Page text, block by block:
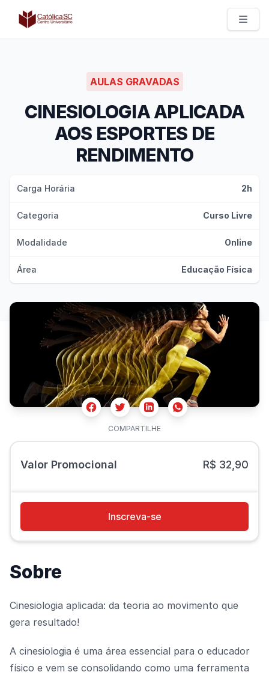
Católica SC | Experts
AULAS GRAVADAS
CINESIOLOGIA APLICADA
AOS ESPORTES DE
RENDIMENTO
Carga Horária 2h
Categoria Curso Livre
Modalidade Online
Área Educação Física
FacebookTwitterLinkedinWhatsapp
COMPARTILHE
Valor Promocional R$ 32,90
Inscreva-se
Sobre
Cinesiologia aplicada: da teoria ao movimento que
gera resultado!
A cinesiologia é uma área essencial para o educador
físico e vem se consolidando como uma ferramenta